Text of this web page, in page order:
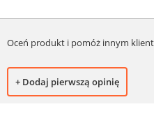
Oceń produkt i pomóż innym
+ Dodaj pierwszą opinię